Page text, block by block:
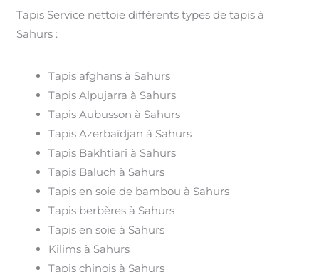
Tapis Service nettoie différents types de tapis à
Sahurs :
Tapis afghans à Sahurs
Tapis Alpujarra à Sahurs
Tapis Aubusson à Sahurs
Tapis Azerbaïdjan à Sahurs
Tapis Bakhtiari à Sahurs
Tapis Baluch à Sahurs
Tapis en soie de bambou à Sahurs
Tapis berbères à Sahurs
Tapis en soie à Sahurs
Kilims à Sahurs
Tapis chinois à Sahurs